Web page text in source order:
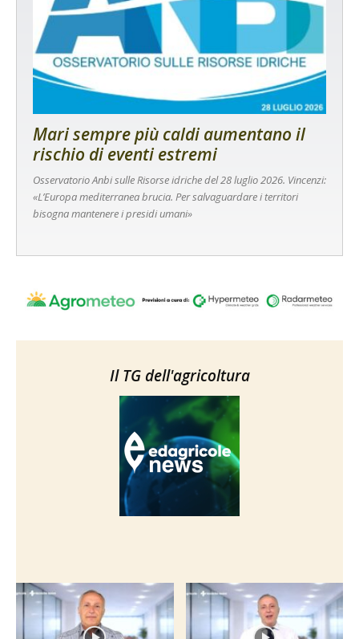
Mari sempre più caldi aumentano il
rischio di eventi estremi
Osservatorio Anbi sulle Risorse idriche del 28 luglio 2026. Vincenzi:
«L’Europa mediterranea brucia. Per salvaguardare i territori
bisogna mantenere i presidi umani»
Il TG dell'agricoltura